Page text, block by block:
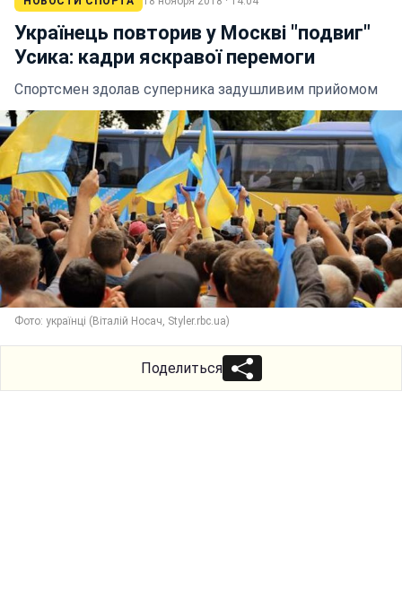
Українець повторив у Москві "подвиг"
Усика: кадри яскравої перемоги
Спортсмен здолав суперника задушливим прийомом
Фото: українці (Віталій Носач, Styler.rbc.ua)
Поделиться